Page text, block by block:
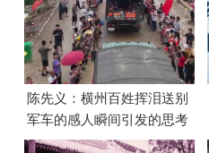
陈先义：横州百姓挥泪送别
军车的感人瞬间引发的思考